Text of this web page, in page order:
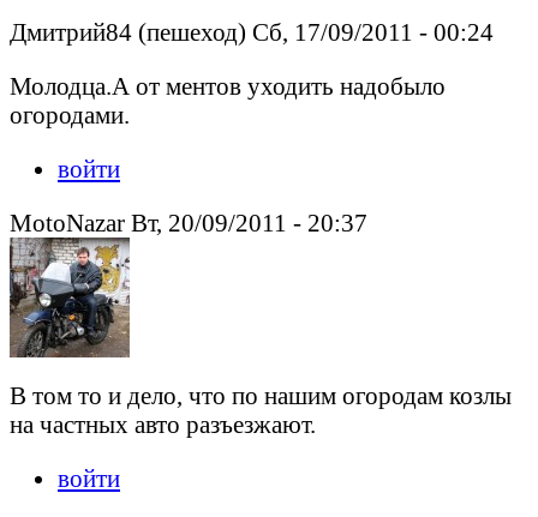
Дмитрий84 (пешеход) Сб, 17/09/2011 - 00:24
Молодца.А от ментов уходить надобыло
огородами.
войти
MotoNazar Вт, 20/09/2011 - 20:37
В том то и дело, что по нашим огородам козлы
на частных авто разъезжают.
войти